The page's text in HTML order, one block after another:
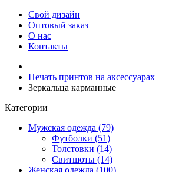
Свой дизайн
Оптовый заказ
О нас
Контакты
Печать принтов на аксессуарах
Зеркальца карманные
Категории
Мужская одежда (79)
Футболки (51)
Толстовки (14)
Свитшоты (14)
Женская одежда (100)